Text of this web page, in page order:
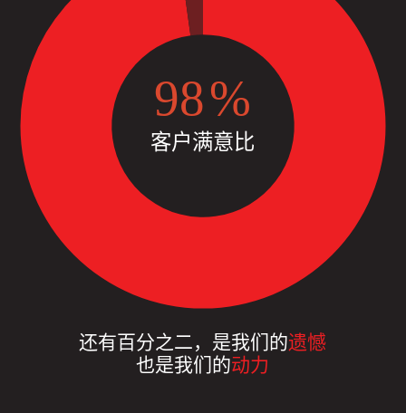
98%
客户满意比
还有百分之二，是我们的遗憾
也是我们的动力